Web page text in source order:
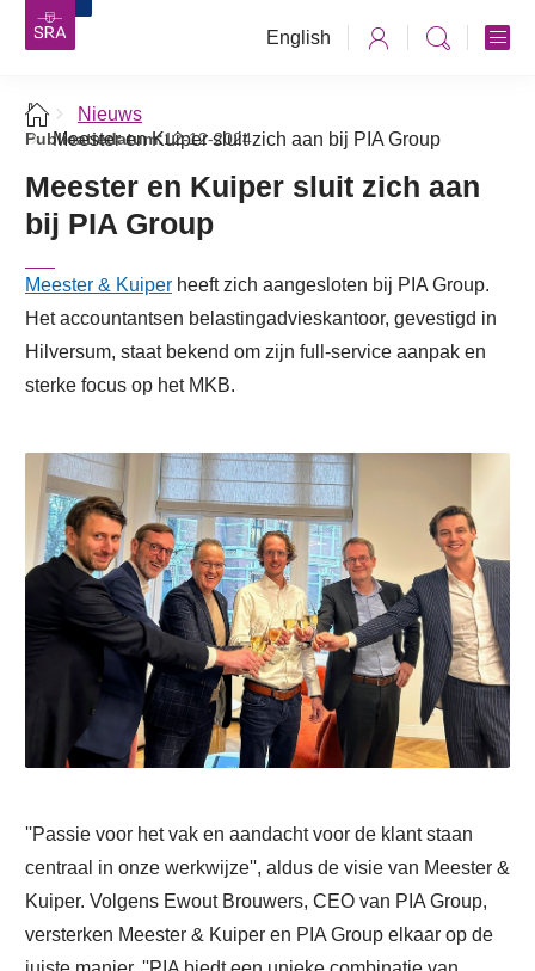
English
Nieuws
Meester en Kuiper sluit zich aan bij PIA Group
Publicatiedatum:12-12-2024
Meester en Kuiper sluit zich aan
bij PIA Group
Meester & Kuiper heeft zich aangesloten bij PIA Group.
Het accountantsen belastingadvieskantoor, gevestigd in
Hilversum, staat bekend om zijn full-service aanpak en
sterke focus op het MKB.
''Passie voor het vak en aandacht voor de klant staan
centraal in onze werkwijze'', aldus de visie van Meester &
Kuiper. Volgens Ewout Brouwers, CEO van PIA Group,
versterken Meester & Kuiper en PIA Group elkaar op de